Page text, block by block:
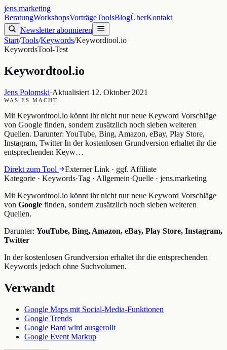
jens.marketing
BeratungWorkshopsVorträgeToolsBlogÜberKontakt
Newsletter abonnieren
Start/Tools/Keywords/Keywordtool.io
KeywordsTool-Test
Keywordtool.io
Jens Polomski·Aktualisiert 12. Oktober 2021
WAS ES MACHT
Mit Keywordtool.io könnt ihr nicht nur neue Keyword Vorschläge
von Google finden, sondern zusätzlich noch sieben weiteren
Quellen. Darunter: YouTube, Bing, Amazon, eBay, Play Store,
Instagram, Twitter In der kostenlosen Grundversion erhaltet ihr die
entsprechenden Keyw…
Direkt zum Tool
Externer Link · ggf. Affiliate
Kategorie · Keywords·Tag · Allgemein·Quelle · jens.marketing
Mit Keywordtool.io könnt ihr nicht nur neue Keyword Vorschläge
von Google finden, sondern zusätzlich noch sieben weiteren
Quellen.
Darunter: YouTube, Bing, Amazon, eBay, Play Store, Instagram,
Twitter
In der kostenlosen Grundversion erhaltet ihr die entsprechenden
Keywords jedoch ohne Suchvolumen.
Verwandt
Google Maps mit Social-Media-Funktionen
Google Trends
Google Bard wird ausgerollt
Google Event Markup